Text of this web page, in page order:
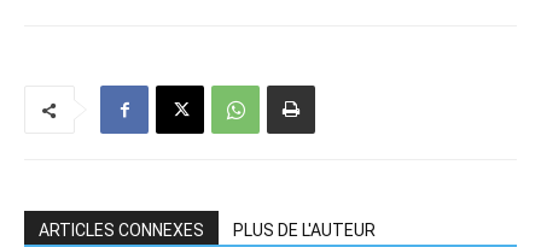
ARTICLES CONNEXES PLUS DE L'AUTEUR